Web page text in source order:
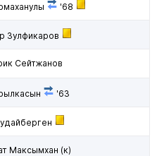
'68
Зулфикаров
Сейтжанов
'63
Максымхан (к)